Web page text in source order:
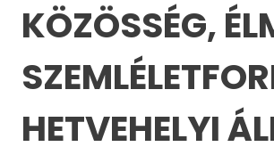
KÖZÖSSÉG,
HETVEHELYI